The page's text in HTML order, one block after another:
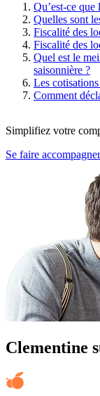
Qu’est-ce
Quelles sont
Fiscalité des
Fiscalité des
Quel est le
saisonnière ?
Les
Comment
Simplifiez votre
Se faire accompagner
Clementine